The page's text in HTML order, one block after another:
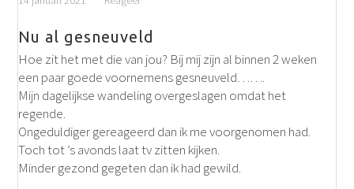
Nu al gesneuveld
Hoe zit het met die van jou? Bij mij zijn al binnen 2 weken
een paar goede voornemens gesneuveld…….
Mijn dagelijkse wandeling overgeslagen omdat het
regende.
Ongeduldiger gereageerd dan ik me voorgenomen had.
Toch tot ’s avonds laat tv zitten kijken.
Minder gezond gegeten dan ik had gewild.